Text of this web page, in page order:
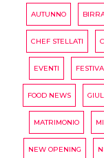
AUTUNNO
CHEF STELLATI
EVENTI
FOOD NEWS
MATRIMONIO
NEW OPENING